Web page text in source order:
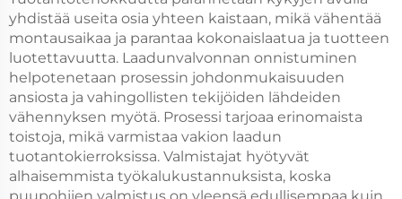
yhdistää useita osia yhteen kaistaan, mikä vähentää
montausaikaa ja parantaa kokonaislaatua ja tuotteen
luotettavuutta. Laadunvalvonnan onnistuminen
helpotenetaan prosessin johdonmukaisuuden
ansiosta ja vahingollisten tekijöiden lähdeiden
vähennyksen myötä. Prosessi tarjoaa erinomaista
toistoja, mikä varmistaa vakion laadun
tuotantokierroksissa. Valmistajat hyötyvät
alhaisemmista työkalukustannuksista, koska